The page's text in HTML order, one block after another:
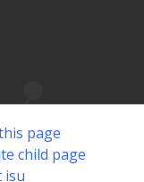
page
child page
isu